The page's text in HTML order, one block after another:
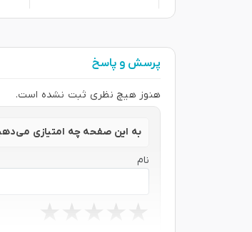
پرسش و پاسخ
هنوز هیچ نظری ثبت نشده است.
به این صفحه چه امتیازی
نام
★★
★ ★
★
★ ★
★
★
★ ★
★
★
★
★